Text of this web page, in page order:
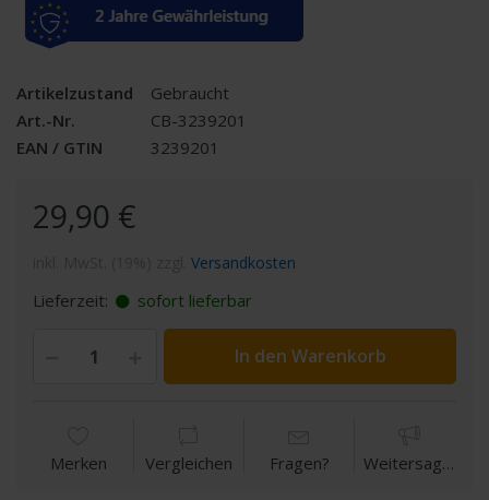
Artikelzustand
Gebraucht
Art.-Nr.
CB-3239201
EAN / GTIN
3239201
29,90 €
Versandkosten
Lieferzeit: sofort lieferbar
In den Warenkorb
Merken Vergleichen Fragen? Weitersagen